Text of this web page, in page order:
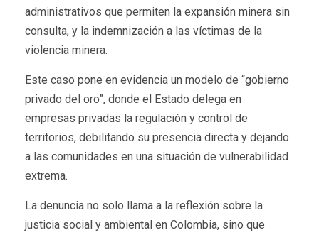
administrativos que permiten la expansión minera sin
consulta, y la indemnización a las víctimas de la
violencia minera.
Este caso pone en evidencia un modelo de “gobierno
privado del oro”, donde el Estado delega en
empresas privadas la regulación y control de
territorios, debilitando su presencia directa y dejando
a las comunidades en una situación de vulnerabilidad
extrema.
La denuncia no solo llama a la reflexión sobre la
justicia social y ambiental en Colombia, sino que